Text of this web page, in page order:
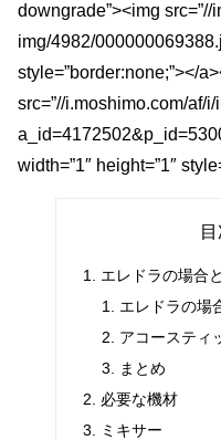
downgrade”><img
img/4982/
style=”border:none;”></
src=”//i.moshimo.com/af/
width=”1″ height=”1″
エレドラの場合
エレドラの場
アコースティ
まとめ
必要な機材
ミキサー